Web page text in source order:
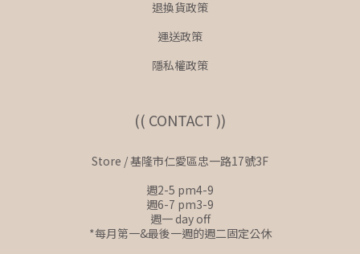
退換貨政策
運送政策
隱私權政策
(( CONTACT ))
Store / 基隆市仁愛區忠一路17號3F
週2-5 pm4-9
週6-7 pm3-9
週一 day off
*每月第一&最後一週的週二固定公休